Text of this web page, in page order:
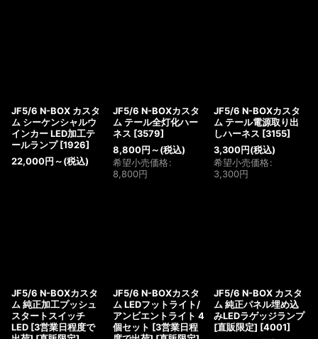
JF5/6 N-BOX カスタ
ム シーケンシャルウ
インカー LED加工テ
ールランプ [1926]
22,000円 ～ (税込)
JF5/6 N-BOXカスタ
ム テール全灯化ハー
ネス [3579]
8,800円 ～ (税込)
希望小売価格:
8,800円
JF5/6 N-BOXカスタ
ム テール電源取り出
しハーネス [3155]
3,300円 (税込)
希望小売価格:
3,300円
JF5/6 N-BOXカスタ
ム 純正加工プッシュ
スタートスイッチ
LED [3営業日程度で
JF5/6 N-BOXカスタ
ム LEDフットライト/
アンビエントライト 4
個セット [3営業日程
JF5/6 N-BOX カスタ
ム 純正パネル埋め込
みLEDラゲッジランプ
[直販限定] [4001]